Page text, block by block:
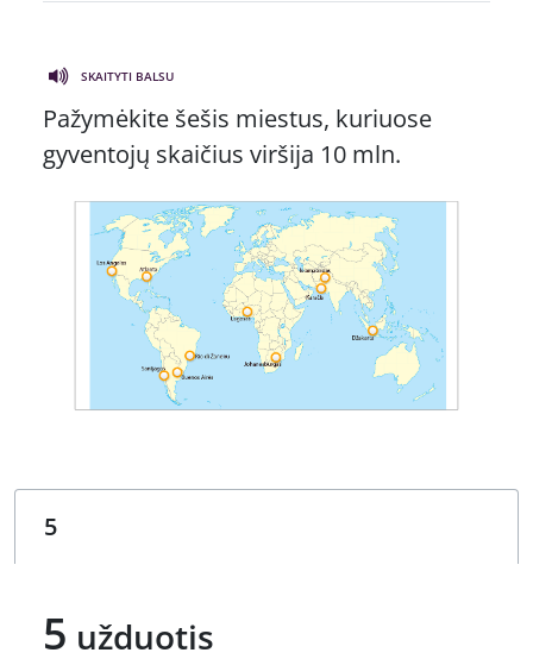
SKAITYTI BALSU
Pažymėkite šešis miestus, kuriuose
gyventojų skaičius viršija 10 mln.
5 užduotis